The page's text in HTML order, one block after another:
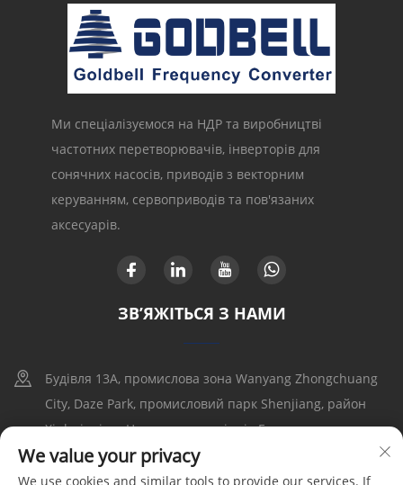
Ми спеціалізуємося на НДР та виробництві
частотних перетворювачів, інверторів для
сонячних насосів, приводів з векторним
керуванням, сервоприводів та пов'язаних
аксесуарів.
ЗВ’ЯЖІТЬСЯ З НАМИ
Будівля 13A, промислова зона Wanyang Zhongchuang
City, Daze Park, промисловий парк Shenjiang, район
Xinhui, місто Цзянмэнь, провінція Гуандун
+86-17316086390
We value your privacy
We use cookies and similar tools to provide our services. If